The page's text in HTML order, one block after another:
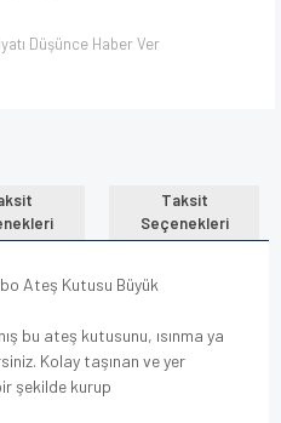
Düşünce Haber Ver
Taksit
Seçenekleri
Ateş Kutusu Büyük
bu ateş kutusunu, ısınma ya
Kolay taşınan ve yer
şekilde kurup